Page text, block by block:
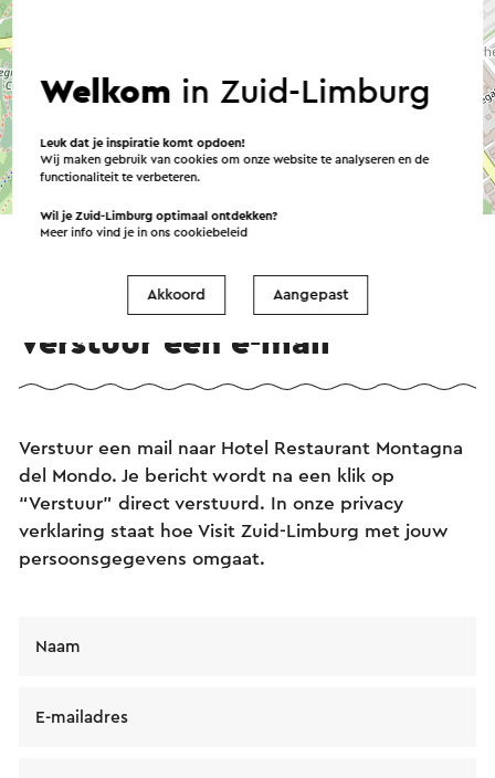
→ Plan je route
Verstuur een e-mail
Verstuur een mail naar Hotel Restaurant Montagna
del Mondo. Je bericht wordt na een klik op
“Verstuur” direct verstuurd. In onze privacy
verklaring staat hoe Visit Zuid-Limburg met jouw
persoonsgegevens omgaat.
Naam
E-mailadres
Welkom in Zuid-Limburg
Leuk dat je inspiratie komt opdoen!
Wij maken gebruik van cookies om onze website te analyseren en de
functionaliteit te verbeteren.
Wil je Zuid-Limburg optimaal ontdekken?
Meer info vind je in onscookiebeleid
Akkoord Aangepast